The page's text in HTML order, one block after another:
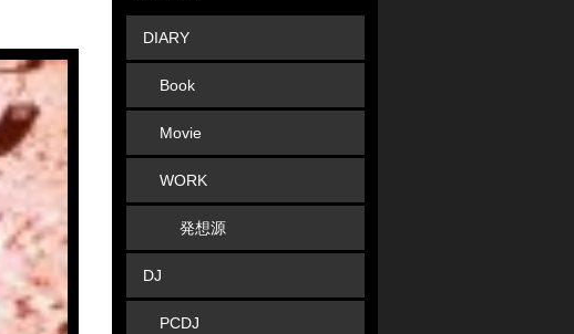
DIARY
Book
Movie
WORK
発想源
DJ
PCDJ